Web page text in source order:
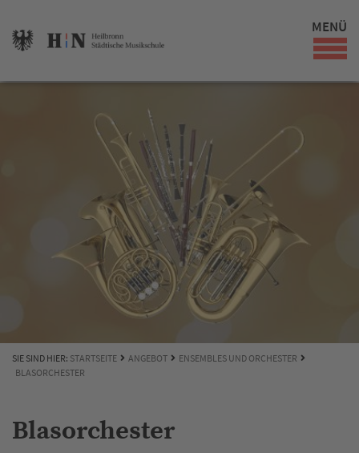
MENÜ
SIE SIND HIER: STARTSEITE ANGEBOT
ENSEMBLES UND ORCHESTER
BLASORCHESTER
Blasorchester